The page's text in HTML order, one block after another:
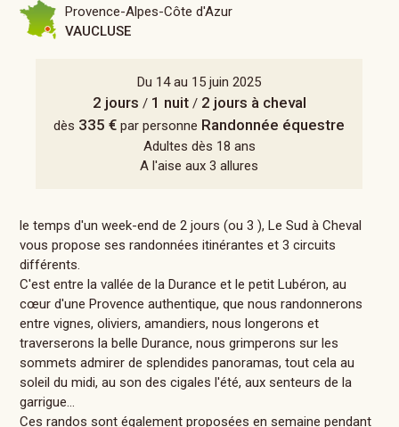
Du 14 au 15 juin 2025
2 jours / 1 nuit/ 2 jours à cheval
dès 335 € par personne Randonnée équestre
Adultes dès 18 ans
A l'aise aux 3 allures
Provence-Alpes-Côte d'Azur
VAUCLUSE
le temps d'un week-end de 2 jours (ou 3 ), Le Sud à Cheval
vous propose ses randonnées itinérantes et 3 circuits
différents.
C'est entre la vallée de la Durance et le petit Lubéron, au
cœur d'une Provence authentique, que nous randonnerons
entre vignes, oliviers, amandiers, nous longerons et
traverserons la belle Durance, nous grimperons sur les
sommets admirer de splendides panoramas, tout cela au
soleil du midi, au son des cigales l'été, aux senteurs de la
garrigue…
Ces randos sont également proposées en semaine pendant